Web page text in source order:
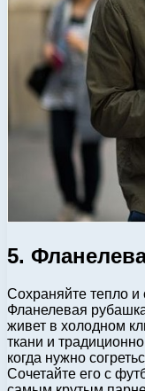
5.
Сохраняйте тепло
Фланелевая
живет в холодном
ткани и
когда нужно
Сочетайте его с